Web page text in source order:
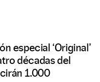
especial ‘Original’
décadas del
1.000